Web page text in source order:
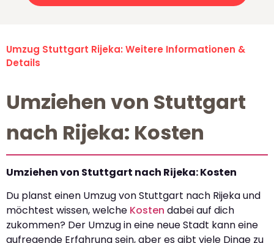
Umzug Stuttgart Rijeka: Weitere Informationen &
Details
Umziehen von Stuttgart
nach Rijeka: Kosten
Umziehen von Stuttgart nach Rijeka: Kosten
Du planst einen Umzug von Stuttgart nach Rijeka und
möchtest wissen, welche Kosten dabei auf dich
zukommen? Der Umzug in eine neue Stadt kann eine
aufregende Erfahrung sein, aber es gibt viele Dinge zu